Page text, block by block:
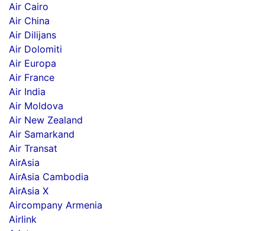
Air Cairo
Air China
Air Dilijans
Air Dolomiti
Air Europa
Air France
Air India
Air Moldova
Air New Zealand
Air Samarkand
Air Transat
AirAsia
AirAsia Cambodia
AirAsia X
Aircompany Armenia
Airlink